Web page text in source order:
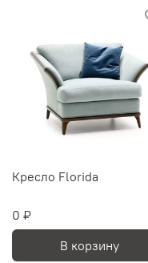
Кресло Florida
0 ₽
В корзину